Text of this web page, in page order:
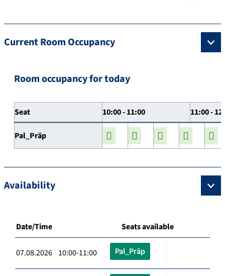
Current Room Occupancy
Room occupancy for today
Seat 10:00 - 11:00 11:00 -
Pal_Präp
Availability
Date/Time Seats available
07.08.2026 10:00-11:00 Pal_Präp